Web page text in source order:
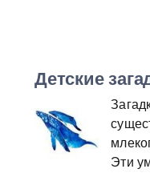
Детские
Эти